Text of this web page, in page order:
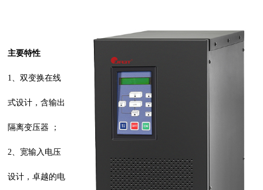
主要特性
1、双变换在线
式设计，含输出
隔离变压器 ；
2、宽输入电压
设计，卓越的电